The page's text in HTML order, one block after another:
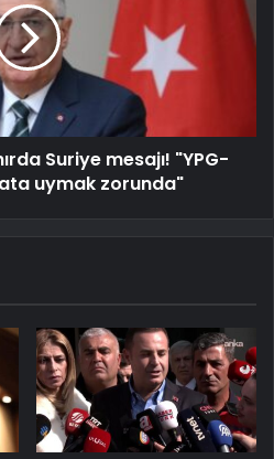
Suriye mesajı! "YPG-
uymak zorunda"